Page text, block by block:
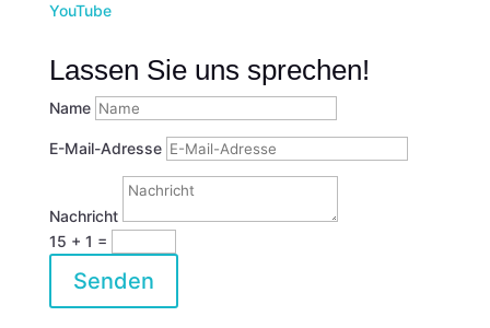
YouTube
Lassen Sie uns sprechen!
Name
E-Mail-Adresse
Nachricht
15 + 1 =
Senden